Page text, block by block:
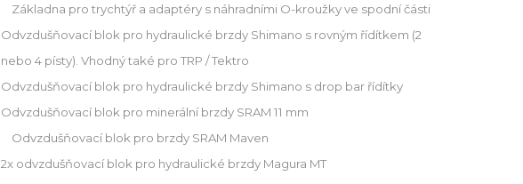
Základna pro trychtýř a adaptéry s náhradními O-kroužky ve spodní části
Odvzdušňovací blok pro hydraulické brzdy Shimano s rovným řídítkem (2
nebo 4 písty). Vhodný také pro TRP / Tektro
Odvzdušňovací blok pro hydraulické brzdy Shimano s drop bar řídítky
Odvzdušňovací blok pro minerální brzdy SRAM 11 mm
Odvzdušňovací blok pro brzdy SRAM Maven
2x odvzdušňovací blok pro hydraulické brzdy Magura MT